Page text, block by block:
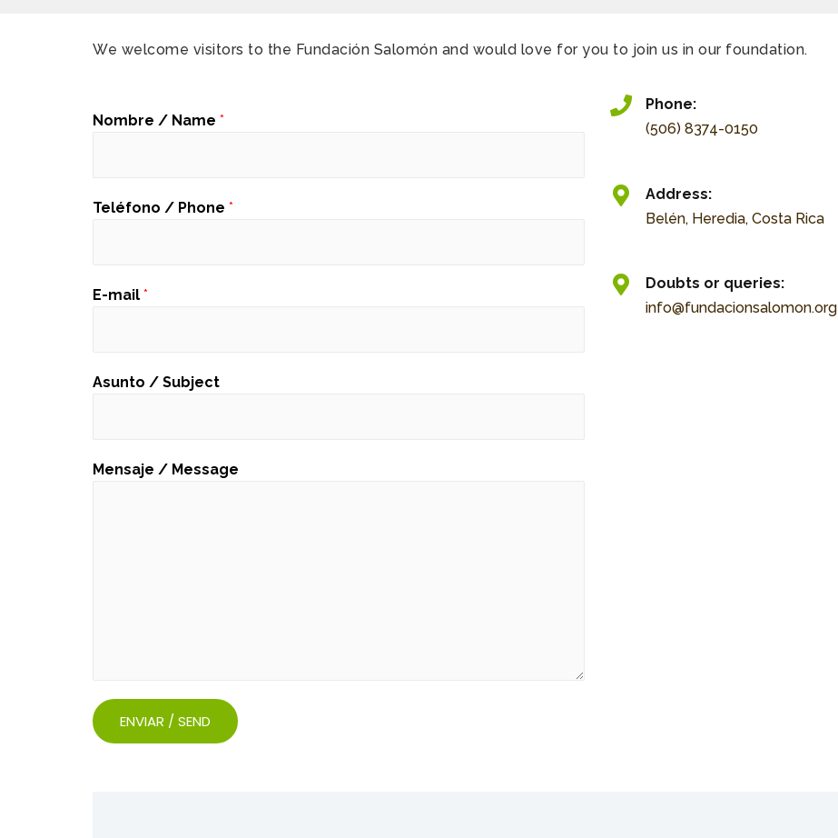
We welcome visitors to the Fundación Salomón and would love for you to join us in our foundation.
Nombre / Name *
Teléfono / Phone *
E-mail *
Asunto / Subject
Mensaje / Message
ENVIAR / SEND
Phone:
(506) 8374-0150
Address:
Belén, Heredia, Costa Rica
Doubts or queries:
info@fundacionsalomon.org